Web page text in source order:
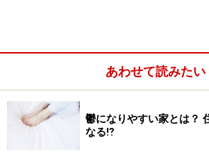
そこで今回は、「プレ大掃除」に大
っ人「セスキ炭酸ソーダ」
をピック
たいと思います。
あわせて読みたい
鬱になりやすい家とは？
なる⁉